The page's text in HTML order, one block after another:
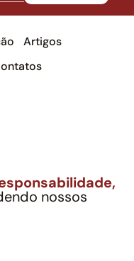
Artigos
nossos